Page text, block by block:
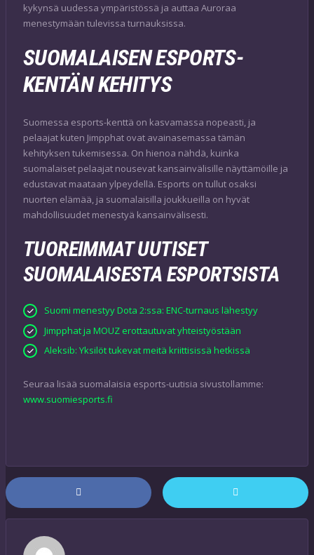
kykynsä uudessa ympäristössä ja auttaa Auroraa
menestymään tulevissa turnauksissa.
SUOMALAISEN ESPORTS-
KENTÄN KEHITYS
Suomessa esports-kenttä on kasvamassa nopeasti, ja
pelaajat kuten Jimpphat ovat avainasemassa tämän
kehityksen tukemisessa. On hienoa nähdä, kuinka
suomalaiset pelaajat nousevat kansainvälisille näyttämöille ja
edustavat maataan ylpeydellä. Esports on tullut osaksi
nuorten elämää, ja suomalaisilla joukkueilla on hyvät
mahdollisuudet menestyä kansainvälisesti.
TUOREIMMAT UUTISET
SUOMALAISESTA ESPORTSISTA
Suomi menestyy Dota 2:ssa: ENC-turnaus lähestyy
Jimpphat ja MOUZ erottautuvat yhteistyöstään
Aleksib: Yksilöt tukevat meitä kriittisissä hetkissä
Seuraa lisää suomalaisia esports-uutisia sivustollamme:
www.suomiesports.fi